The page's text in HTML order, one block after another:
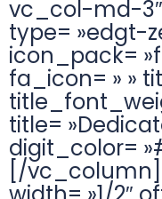
vc_col-md-
type= »edgt-
icon_pack=
fa_icon= » »
title=
digit_color=
[/